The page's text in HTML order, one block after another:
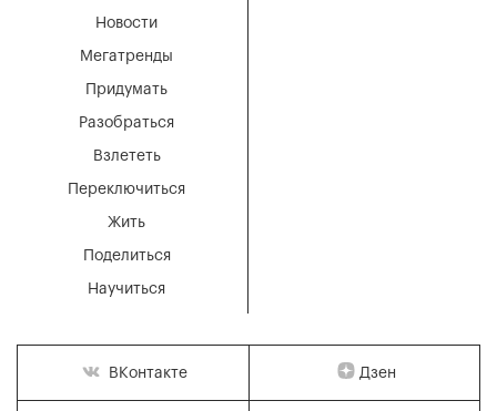
Мегатренды
Придумать
Разобраться
Взлететь
Новости
Переключиться
Жить
Поделиться
Научиться
ВКонтакте Дзен